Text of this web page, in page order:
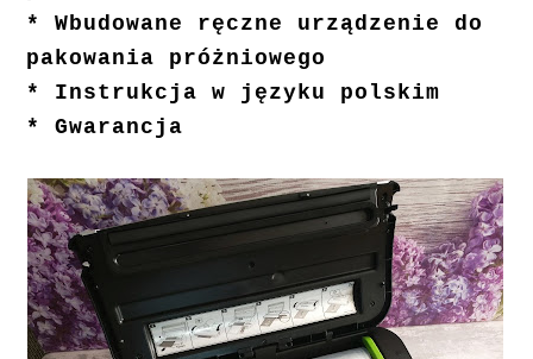
* Wbudowane ręczne urządzenie do
pakowania próżniowego
* Instrukcja w języku polskim
* Gwarancja